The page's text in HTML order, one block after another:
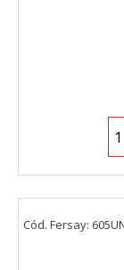
Cód. Fersay: